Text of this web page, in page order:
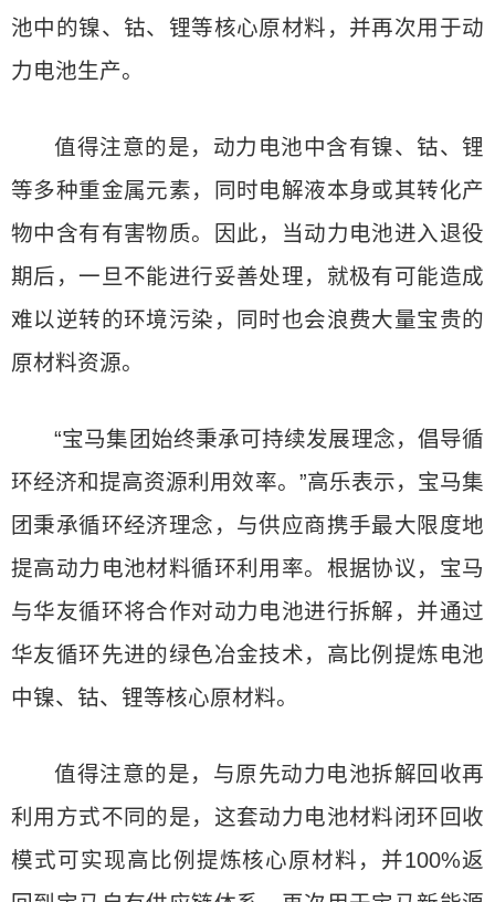
池中的镍、钴、锂等核心原材料，并再次用于动
力电池生产。
值得注意的是，动力电池中含有镍、钴、锂
等多种重金属元素，同时电解液本身或其转化产
物中含有有害物质。因此，当动力电池进入退役
期后，一旦不能进行妥善处理，就极有可能造成
难以逆转的环境污染，同时也会浪费大量宝贵的
原材料资源。
“宝马集团始终秉承可持续发展理念，倡导循
环经济和提高资源利用效率。”高乐表示，宝马集
团秉承循环经济理念，与供应商携手最大限度地
提高动力电池材料循环利用率。根据协议，宝马
与华友循环将合作对动力电池进行拆解，并通过
华友循环先进的绿色冶金技术，高比例提炼电池
中镍、钴、锂等核心原材料。
值得注意的是，与原先动力电池拆解回收再
利用方式不同的是，这套动力电池材料闭环回收
模式可实现高比例提炼核心原材料，并100%返